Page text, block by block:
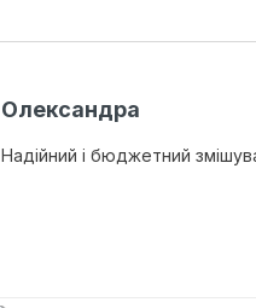
Олександра
Надійний і бюджетний